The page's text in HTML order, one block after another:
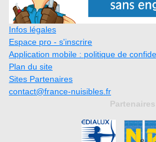
Infos légales
Espace pro - s'inscrire
Application mobile : politique de
Plan du site
Sites Partenaires
contact@france-nuisibles.fr
Partenaires